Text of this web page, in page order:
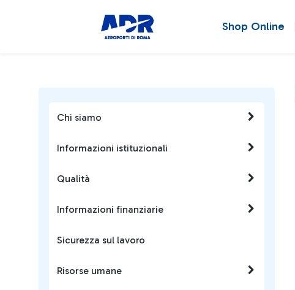
Shop Online
Chi siamo
Informazioni istituzionali
Qualità
Informazioni finanziarie
Sicurezza sul lavoro
Risorse umane